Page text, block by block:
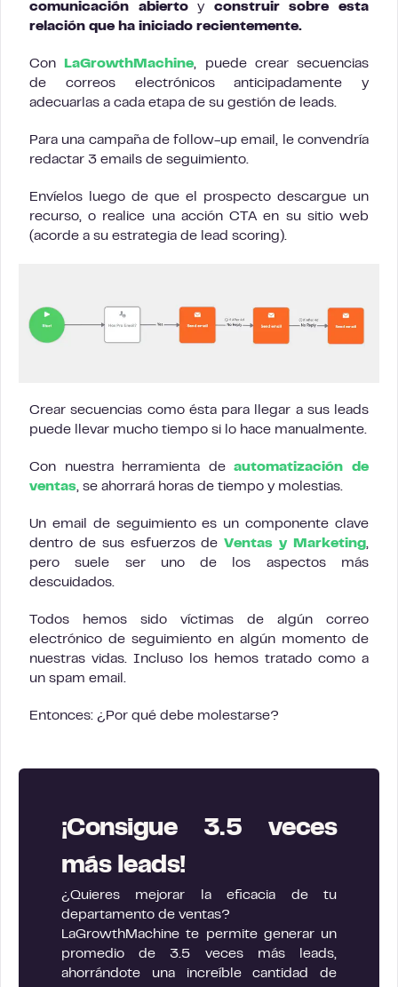
comunicación abiertoy construir sobre esta
relación que ha iniciado recientemente.
Con LaGrowthMachine, puede crear secuencias
de correos electrónicos anticipadamente y
adecuarlas a cada etapa de su gestión de leads.
Para una campaña de follow-up email, le convendría
redactar 3 emails de seguimiento.
Envíelos luego de que el prospecto descargue un
recurso, o realice una acción CTA en su sitio web
(acorde a su estrategia de lead scoring).
Crear secuencias como ésta para llegar a sus leads
puede llevar mucho tiempo si lo hace manualmente.
Con nuestra herramienta deautomatización de
ventas, se ahorrará horas de tiempo y molestias.
Un email de seguimiento es un componente clave
dentro de sus esfuerzos deVentas y Marketing,
pero suele ser uno de los aspectos más
descuidados.
Todos hemos sido víctimas de algún correo
electrónico de seguimiento en algún momento de
nuestras vidas. Incluso los hemos tratado como a
un spam email.
Entonces: ¿Por qué debe molestarse?
¡Consigue 3.5 veces
más leads!
¿Quieres mejorar la eficacia de tu
departamento de ventas?
LaGrowthMachine te permite generar un
promedio de 3.5 veces más leads,
ahorrándote una increíble cantidad de